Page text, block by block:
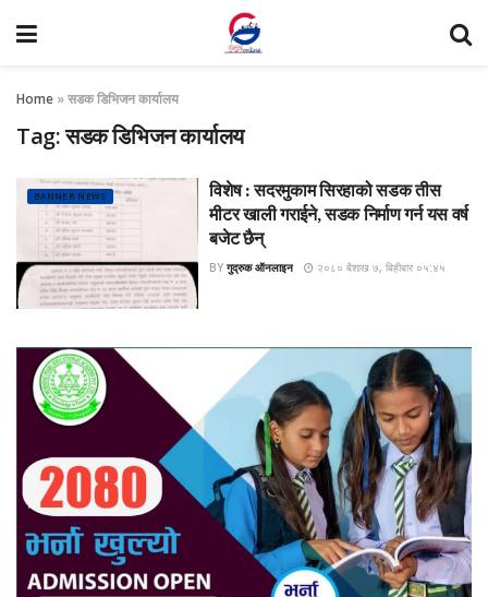
Home »सडक डिभिजन कार्यालय
Tag:सडक डिभिजन कार्यालय
BANNER NEWS
विशेष : सदरमुकाम सिरहाको सडक तीस
मीटर खाली गराईने, सडक निर्माण गर्न यस वर्ष
बजेट छैन्
BY गुद्रुक ऑनलाइन २०८० बैशाख ७, बिहीबार ०५:४५